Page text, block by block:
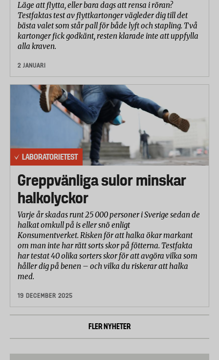
Läge att flytta, eller bara dags att rensa i röran?
Testfaktas test av flyttkartonger vägleder dig till det
bästa valet som står pall för både lyft och stapling. Två
kartonger fick godkänt, resten klarade inte att uppfylla
alla kraven.
2 JANUARI
LABORATORIETEST
Greppvänliga sulor minskar
halkolyckor
Varje år skadas runt 25 000 personer i Sverige sedan de
halkat omkull på is eller snö enligt
Konsumentverket. Risken för att halka ökar markant
om man inte har rätt sorts skor på fötterna. Testfakta
har testat 40 olika sorters skor för att avgöra vilka som
håller dig på benen – och vilka du riskerar att halka
med.
19 DECEMBER 2025
FLER NYHETER